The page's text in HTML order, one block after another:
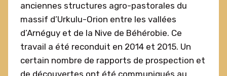
anciennes structures agro-pastorales du
massif d’Urkulu-Orion entre les vallées
d’Arnéguy et de la Nive de Béhérobie. Ce
travail a été reconduit en 2014 et 2015. Un
certain nombre de rapports de prospection et
de découvertes ont été communiqués au